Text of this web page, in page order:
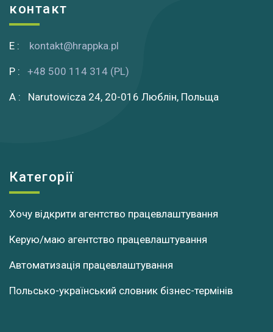
контакт
E : kontakt@hrappka.pl
P : +48 500 114 314 (PL)
A : Narutowicza 24, 20-016 Люблін, Польща
Категорії
Хочу відкрити агентство працевлаштування
Керую/маю агентство працевлаштування
Автоматизація працевлаштування
Польсько-український словник бізнес-термінів